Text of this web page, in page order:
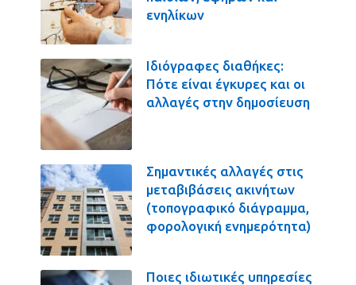
ενηλίκων
Ιδιόγραφες διαθήκες:
Πότε είναι έγκυρες και οι
αλλαγές στην δημοσίευση
Σημαντικές αλλαγές στις
μεταβιβάσεις ακινήτων
(τοπογραφικό διάγραμμα,
φορολογική ενημερότητα)
Ποιες ιδιωτικές υπηρεσίες